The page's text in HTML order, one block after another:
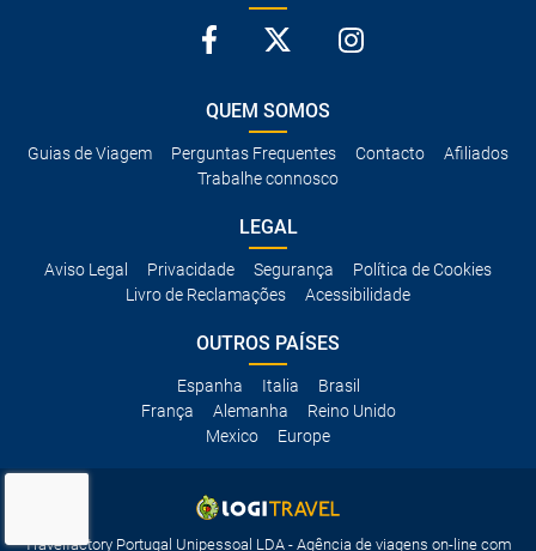
QUEM SOMOS
Guias de Viagem Perguntas Frequentes Contacto
Afiliados
Trabalhe connosco
LEGAL
Aviso Legal Privacidade Segurança
Política de Cookies
Livro de Reclamações
Acessibilidade
OUTROS PAÍSES
Espanha Italia
Brasil
França
Alemanha
Reino Unido
Mexico
Europe
Travelfactory Portugal Unipessoal LDA - Agência de viagens on-line com